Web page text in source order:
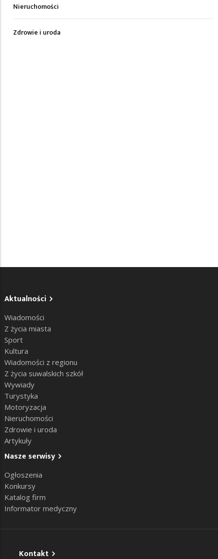
Nieruchomości
Zdrowie i uroda
Aktualności
Wiadomości
Z życia miasta
Sport
Kultura
Wiadomości z regionu
Z życia suwalskich szkół
Wywiady
Turystyka
Motoryzacja
Nieruchomości
Zdrowie i uroda
Artykuły
Nasze serwisy
Ogłoszenia
Konkursy
Katalog firm
Informator medyczny
Kontakt